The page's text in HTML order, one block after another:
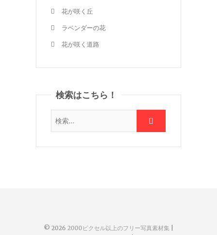
花が咲く丘
ラベンダーの花
花が咲く道路
検索はこちら！
© 2026 2000ピクセル以上のフリー写真素材集